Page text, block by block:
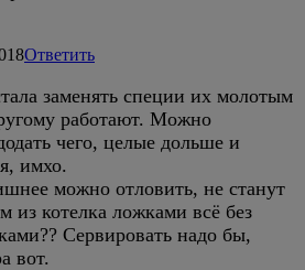
Ответить
заменять специи их молотым
работают. Можно
чего, целые дольше и
имхо.
можно отловить, не станут
из котелка ложками всё без
Сервировать надо бы,
вот.